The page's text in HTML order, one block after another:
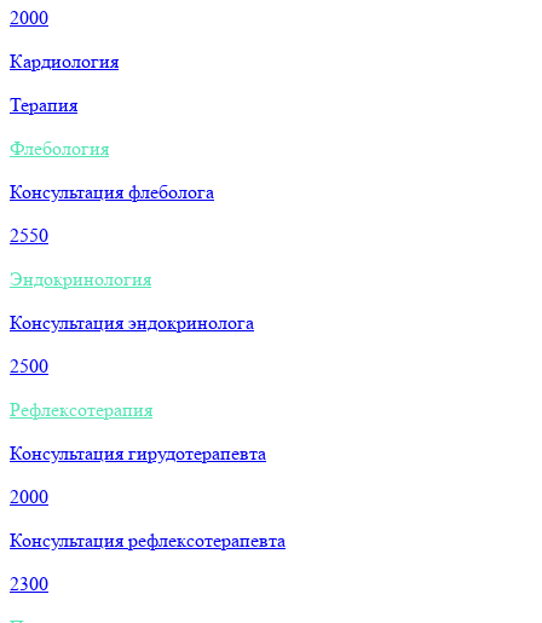
2000
Кардиология
Терапия
Флебология
Консультация флеболога
2550
Эндокринология
Консультация эндокринолога
2500
Рефлексотерапия
Консультация гирудотерапевта
2000
Консультация рефлексотерапевта
2300